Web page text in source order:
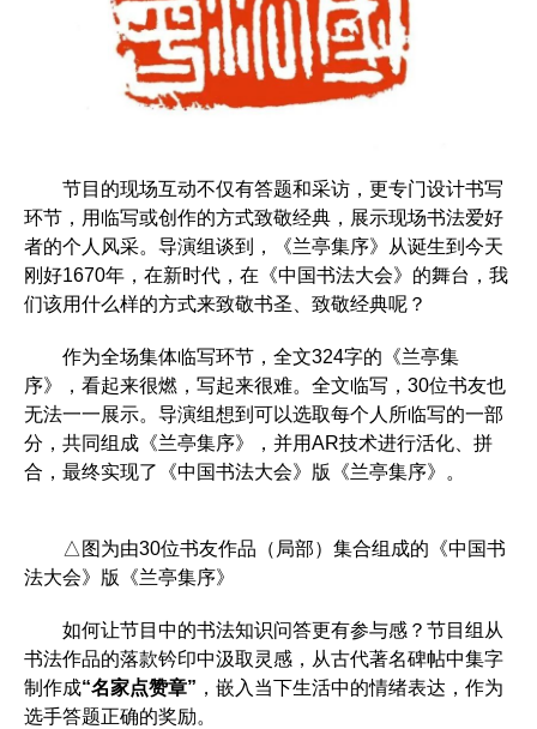
节目的现场互动不仅有答题和采访，更专门设计书写
环节，用临写或创作的方式致敬经典，展示现场书法爱好
者的个人风采。导演组谈到，《兰亭集序》从诞生到今天
刚好1670年，在新时代，在《中国书法大会》的舞台，我
们该用什么样的方式来致敬书圣、致敬经典呢？
作为全场集体临写环节，全文324字的《兰亭集
序》，看起来很燃，写起来很难。全文临写，30位书友也
无法一一展示。导演组想到可以选取每个人所临写的一部
分，共同组成《兰亭集序》，并用AR技术进行活化、拼
合，最终实现了《中国书法大会》版《兰亭集序》。
△图为由30位书友作品（局部）集合组成的《中国书
法大会》版《兰亭集序》
如何让节目中的书法知识问答更有参与感？节目组从
书法作品的落款钤印中汲取灵感，从古代著名碑帖中集字
制作成“名家点赞章” ，嵌入当下生活中的情绪表达，作为
选手答题正确的奖励。